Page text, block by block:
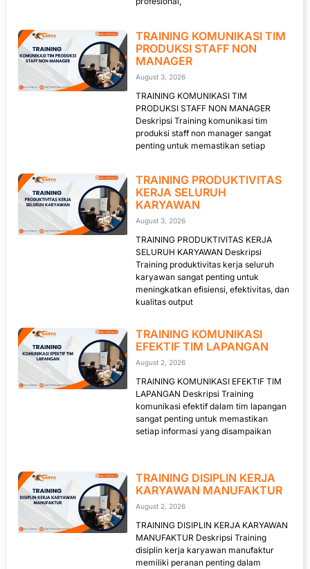
TRAINING KOMUNIKASI TIM
PRODUKSI STAFF NON
MANAGER
August 3, 2026
TRAINING KOMUNIKASI TIM
PRODUKSI STAFF NON MANAGER
Deskripsi Training komunikasi tim
produksi staff non manager sangat
penting untuk memastikan setiap
TRAINING PRODUKTIVITAS
KERJA SELURUH
KARYAWAN
August 3, 2026
TRAINING PRODUKTIVITAS KERJA
SELURUH KARYAWAN Deskripsi
Training produktivitas kerja seluruh
karyawan sangat penting untuk
meningkatkan efisiensi, efektivitas, dan
kualitas output
TRAINING KOMUNIKASI
EFEKTIF TIM LAPANGAN
August 2, 2026
TRAINING KOMUNIKASI EFEKTIF TIM
LAPANGAN Deskripsi Training
komunikasi efektif dalam tim lapangan
sangat penting untuk memastikan
setiap informasi yang disampaikan
TRAINING DISIPLIN KERJA
KARYAWAN MANUFAKTUR
August 2, 2026
TRAINING DISIPLIN KERJA KARYAWAN
MANUFAKTUR Deskripsi Training
disiplin kerja karyawan manufaktur
memiliki peranan penting dalam